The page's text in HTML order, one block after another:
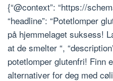
{“@context”: “https://
“headline”: “Potetlomper
på hjemmelaget suksess!
at de smelter “,
potetlomper glutenfri! Finn
alternativer for deg med